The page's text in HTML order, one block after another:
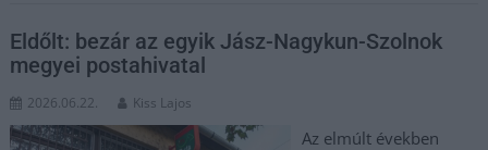
Eldőlt: bezár az egyik Jász-Nagykun-Szolnok
megyei postahivatal
2026.06.22. Kiss Lajos
Az elmúlt években